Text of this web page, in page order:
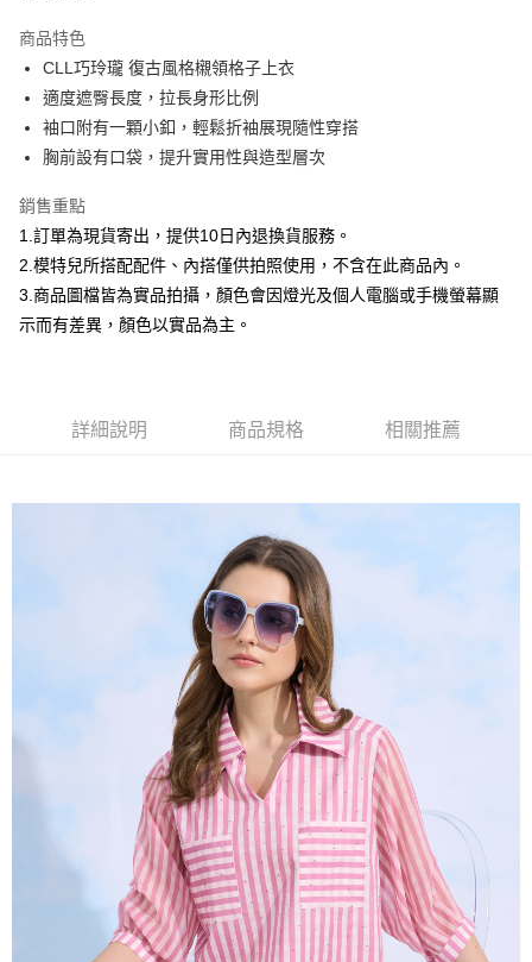
合作金庫商業銀行
華南商業銀行
彰化商業銀行
上海商業儲蓄銀行
國泰世華商業銀行
兆豐國際商業銀行
臺灣中小企業銀行
台中商業銀行
聯邦商業銀行
元大商業銀行
永豐商業銀行
台新國際商業銀行
中國信託商業銀行
台灣樂天信用卡公司
超商取貨付款
LINE Pay
Apple Pay
悠遊付
Google Pay
全盈+PAY
【大哥付你分期使用說明】
1.本服務由台灣大哥大提供，台灣大哥大用戶可立即使用無須另外申請。
成交易。
4.訂單成立30分鐘內，如未前往確認交易或遇審核未通過，訂單將自動取
消。如遇「轉專審核」未通過狀況，表示未達大哥付你分期系統評分，恕無
1.分期款項不併入電信帳單，「大哥付你分期」於每月結算日後寄送繳費提
2.透過簡訊連結打開帳單後，可選擇「超商條碼／台灣大直營門市／銀行轉
帳／街口支付／iPASS MONEY」等通路繳費。
1.本服務係由「台灣大哥大股份有限公司」（以下簡稱本公司）所提供，讓
用戶於交易時，得透過本服務購買商品或服務，並由商店將買賣／分期付款
買賣價金債權讓與本公司後，依約使用本公司帳單繳交帳款。
2.基於同意付款使用「大哥付你分期」之契約關係目的，商店將以您的個人
資料（包含姓名、電話或地址）提供予台灣大哥大進項蒐集、處理及利用，
由本公司與您本人進行分期帳單所需資料之確認、核對及更正。
3.完整用戶服務條款，請詳閱以下連結： https://oppay.tw/userRule
AFTEE先享後付
１．簡單：不需註冊會員、不需綁卡、不需儲值。
２．便利：只要手機號碼，簡訊認證，即可結帳。
３．安心：先確認商品／服務後，再付款。
【「AFTEE先享後付」結帳流程】
１．於結帳方式選擇「AFTEE先享後付」後，將跳轉至「AFTEE先享後付」
結帳頁面，進行簡訊認證並確認金額後，即可完成結帳。
２．訂單成立數日內，您將收到繳費通知簡訊。
３．收到繳費通知簡訊後14天內，點擊此簡訊中的連結，可透過四大超商／
ATM／網路銀行／等多元方式進行付款，方視為交易完成。
※ 請注意：結帳手續完成當下不需立刻繳費，但若您需要取消訂單，請聯絡
購買商品的店家。未經商家同意取消之訂單仍視為有效，需透過AFTEE先享
後付繳納相關費用。
※ 交易是否成功請以「AFTEE先享後付 」之結帳頁面顯示為準，若有關於
是否繳費成功／繳費後需取消欲退款等相關疑問，請聯繫「AFTEE先享後付
https://netprotections.freshdesk.com/support/home
１．透過由恩沛科技股份有限公司提供之「AFTEE先享後付」服務完成之交
每筆NT$120，滿NT$2,000(含以上)免運費
每筆NT$120，滿NT$2,000(含以上)免運費
每筆NT$120，滿NT$2,000(含以上)免運費
商品特色
CLL巧玲瓏 復古風格櫬領格子上衣
適度遮臀長度，拉長身形比例
袖口附有一顆小釦，輕鬆折袖展現隨性穿搭
胸前設有口袋，提升實用性與造型層次
銷售重點
1.訂單為現貨寄出，提供10日內退換貨服務。
2.模特兒所搭配配件、內搭僅供拍照使用，不含在此商品內。
3.商品圖檔皆為實品拍攝，顏色會因燈光及個人電腦或手機螢幕顯
示而有差異，顏色以實品為主。
詳細說明 商品規格 相關推薦